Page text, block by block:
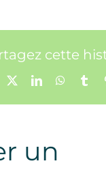
cette
LinkedIn
un